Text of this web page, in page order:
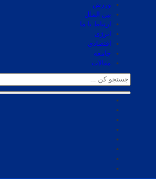
ورزش
بین الملل
ارتباط با ما
انرژی
اقتصادی
جامعه
مقالات